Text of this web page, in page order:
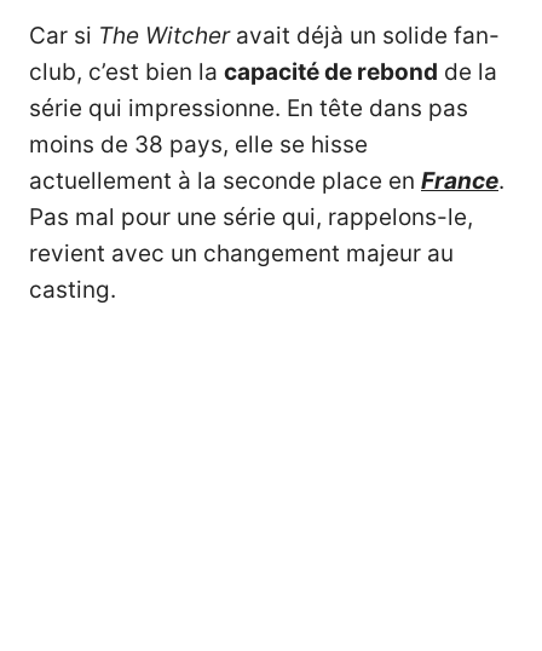
Car si The Witcheravait déjà un solide fan-
club, c’est bien la capacité de rebond de la
série qui impressionne. En tête dans pas
moins de 38 pays, elle se hisse
actuellement à la seconde place en France.
Pas mal pour une série qui, rappelons-le,
revient avec un changement majeur au
casting.